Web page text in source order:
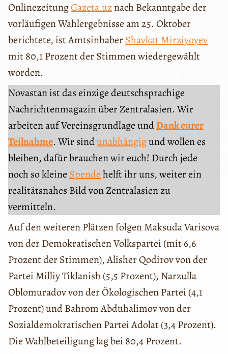
OnlinezeitungGazeta.uznach Bekanntgabe der
vorläufigen Wahlergebnisse am 25. Oktober
berichtete, ist AmtsinhaberShavkat Mirziyoyev
mit 80,1 Prozent der Stimmen wiedergewählt
worden.
Novastan ist das einzige deutschsprachige
Nachrichtenmagazin über Zentralasien. Wir
arbeiten auf Vereinsgrundlage undDank eurer
Teilnahme. Wir sindunabhängigund wollen es
bleiben, dafür brauchen wir euch! Durch jede
noch so kleine Spendehelft ihr uns, weiter ein
realitätsnahes Bild von Zentralasien zu
vermitteln.
Auf den weiteren Plätzen folgen Maksuda Varisova
von der Demokratischen Volkspartei (mit 6,6
Prozent der Stimmen), Alisher Qodirov von der
Partei Milliy Tiklanish (5,5 Prozent), Narzulla
Oblomuradov von der Ökologischen Partei (4,1
Prozent) und Bahrom Abduhalimov von der
Sozialdemokratischen Partei Adolat (3,4 Prozent).
Die Wahlbeteiligung lag bei 80,4 Prozent.